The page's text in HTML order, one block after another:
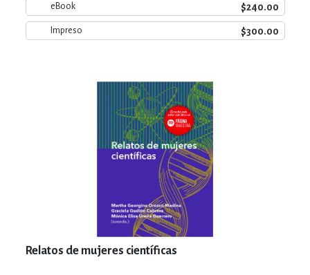
eBook $240.00
Impreso $300.00
Relatos de mujeres científicas